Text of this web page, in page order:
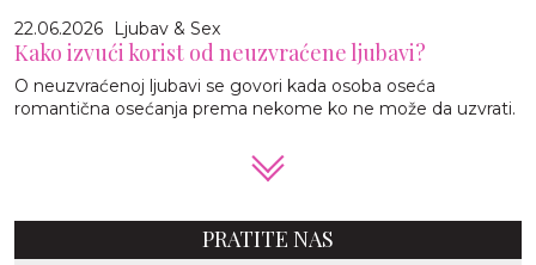
22.06.2026 Ljubav & Sex
Kako izvući korist od neuzvraćene ljubavi?
O neuzvraćenoj ljubavi se govori kada osoba oseća
romantična osećanja prema nekome ko ne može da uzvrati.
PRATITE NAS